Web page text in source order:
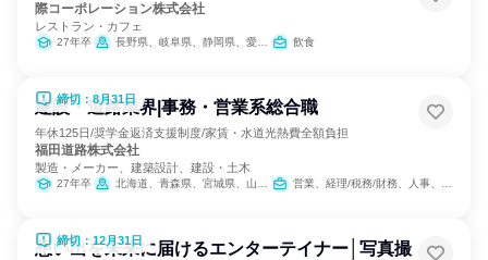
際コーポレーション株式会社
レストラン・カフェ
27年卒 長野県、岐阜県、静岡県、愛知県、三重県 飲食
締切：8月31日
建設・道路業界|事務・営業系総合職
年休125日/奨学金返済支援制度/家賃・水道光熱費全額負担
福田道路株式会社
製造・メーカー、建築設計、建設・土木
27年卒 北海道、青森県、宮城県、山形県、福島県、埼玉県、千葉県、東京都、神奈川県、新潟県、岐阜県、静岡県、愛知県、京都府、大阪府、兵庫県、広島県、福岡県 営業、経理/税務/財務、人事、総務、IT
締切：12月31日
想い出を未来に届けるエンターテイナー│写真撮